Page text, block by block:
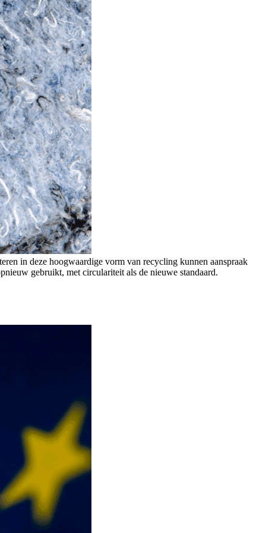
in deze hoogwaardige vorm van recycling kunnen aanspraak
gebruikt, met circulariteit als de nieuwe standaard.